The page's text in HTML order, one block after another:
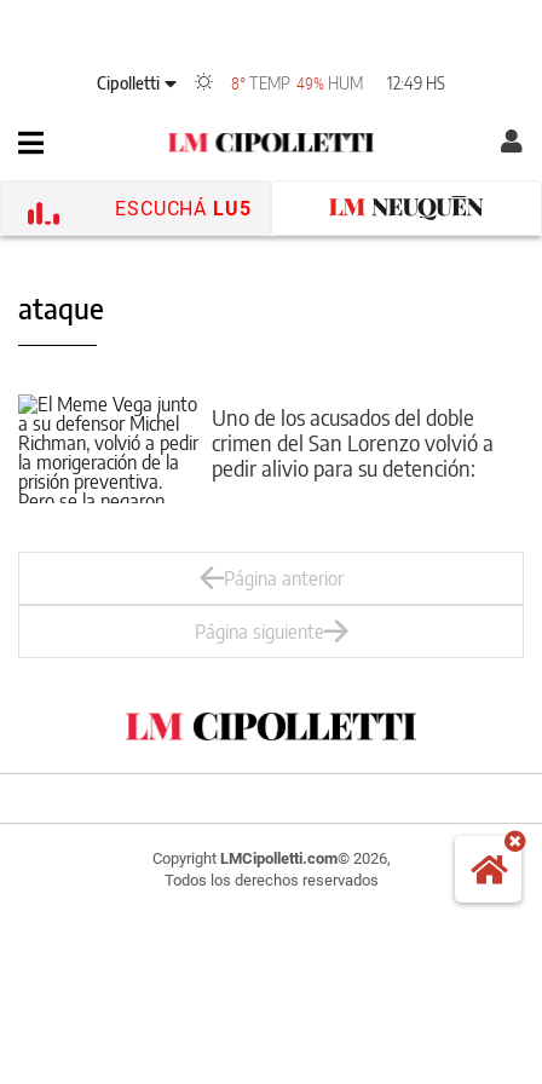
Cipolletti 8°TEMP 49% HUM 12:49 HS
ESCUCHÁ LU5
ataque
Uno de los acusados del doble
crimen del San Lorenzo volvió a
pedir alivio para su detención:
Página anterior
Página siguiente
Copyright LMCipolletti.com© 2026,
Todos los derechos reservados